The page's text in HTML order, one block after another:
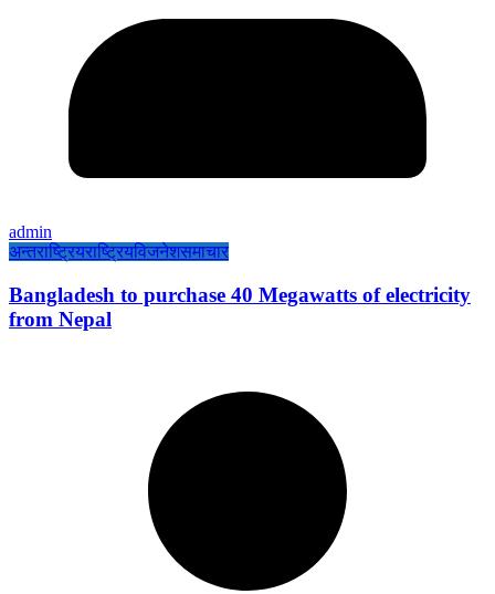
admin
अन्तराष्ट्रियराष्ट्रियविजनेशसमाचार
Bangladesh to purchase 40 Megawatts of electricity
from Nepal